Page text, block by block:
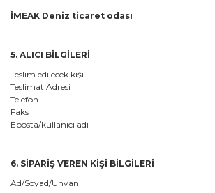
İMEAK Deniz ticaret odası
5. ALICI BİLGİLERİ
Teslim edilecek kişi
Teslimat Adresi
Telefon
Faks
Eposta/kullanıcı adı
6. SİPARİŞ VEREN KİŞİ BİLGİLERİ
Ad/Soyad/Unvan